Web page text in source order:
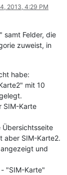
2013, 4:29 PM
samt Felder, die
zuweist, in
habe:
mit 10
SIM-Karte
Übersichtsseite
aber SIM-Karte2.
und
"SIM-Karte"